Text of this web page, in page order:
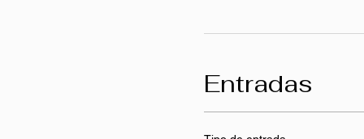
Entradas